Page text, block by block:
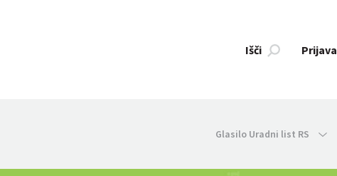
Išči Prijava
Glasilo Uradni list RS